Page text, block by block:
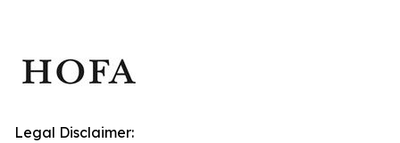
Legal Disclaimer: